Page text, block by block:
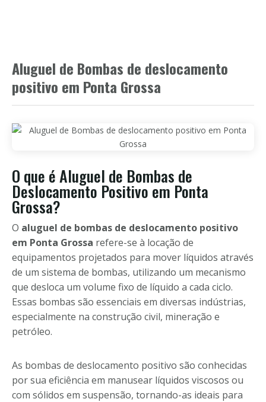
Aluguel de Bombas de deslocamento
positivo em Ponta Grossa
O que é Aluguel de Bombas de
Deslocamento Positivo em Ponta
Grossa?
O aluguel de bombas de deslocamento positivo
em Ponta Grossa refere-se à locação de
equipamentos projetados para mover líquidos através
de um sistema de bombas, utilizando um mecanismo
que desloca um volume fixo de líquido a cada ciclo.
Essas bombas são essenciais em diversas indústrias,
especialmente na construção civil, mineração e
petróleo.
As bombas de deslocamento positivo são conhecidas
por sua eficiência em manusear líquidos viscosos ou
com sólidos em suspensão, tornando-as ideais para